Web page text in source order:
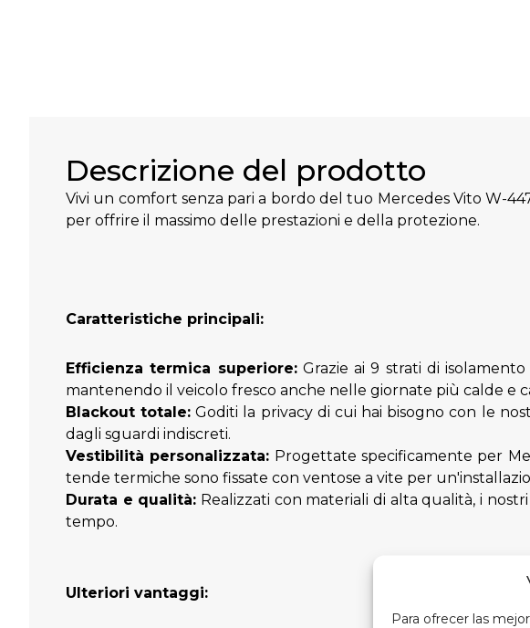
Para ofrecer las
Descrizione del prodotto
Vivi un comfort senza pari a bordo del tuo Mercedes Vito W-
per offrire il massimo delle prestazioni e della protezione.
Caratteristiche principali:
Efficienza termica superiore:Grazie ai 9 strati di
mantenendo il veicolo fresco anche nelle giornate più calde e
Blackout totale: Goditi la privacy di cui hai bisogno con le
dagli sguardi indiscreti.
Vestibilità personalizzata: Progettate specificamente per
tende termiche sono fissate con ventose a vite per
Durata e qualità: Realizzati con materiali di alta qualità, i
tempo.
Ulteriori vantaggi: